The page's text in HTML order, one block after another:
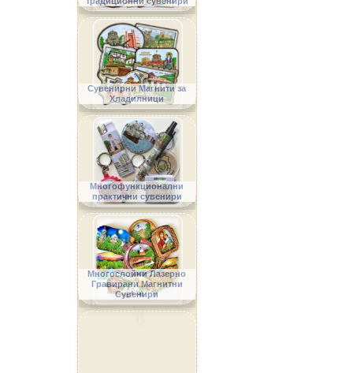
Сувенирни Магнити за
Хладилници
Многофункционални
практични сувенири
Многослойни Лазерно
Гравирани Магнитни
Сувенири